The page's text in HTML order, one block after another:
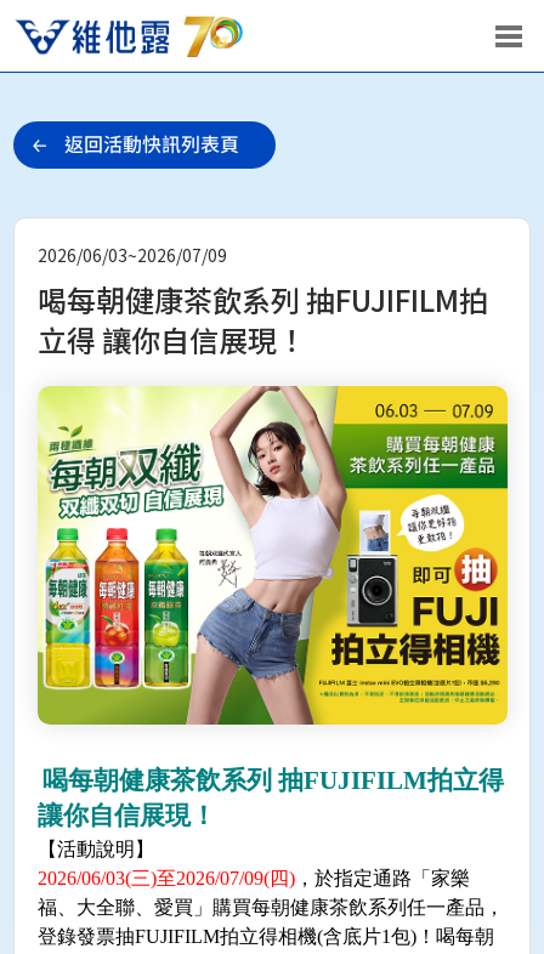
2026/06/03~2026/07/09
喝每朝健康茶飲系列 抽FUJIFILM拍
立得 讓你自信展現！
喝每朝健康茶飲系列 抽FUJIFILM拍立得
讓你自信展現！
【活動說明】
2026/06/03(三)至2026/07/09(四)，於指定通路「家樂
福、大全聯、愛買」購買每朝健康茶飲系列任一產品，
登錄發票抽FUJIFILM拍立得相機(含底片1包)！喝每朝